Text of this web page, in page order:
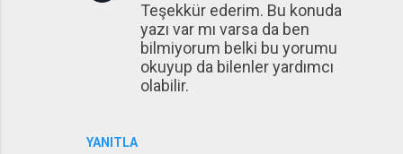
YANITLA
Teşekkür ederim. Bu konuda
yazı var mı varsa da ben
bilmiyorum belki bu yorumu
okuyup da bilenler yardımcı
olabilir.